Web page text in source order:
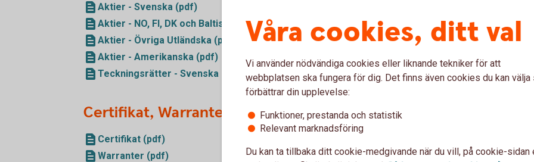
Aktier - Svenska (pdf)
Aktier - NO, FI, DK och Baltiska (pdf)
Aktier - Övriga Utländska (pdf)
Aktier - Amerikanska (pdf)
Teckningsrätter - Svenska (pdf)
Certifikat, Warranter och Räntebevis
Certifikat (pdf)
Warranter (pdf)
Våra cookies, ditt val
Vi använder nödvändiga cookies eller liknande tekniker för att
webbplatsen ska fungera för dig. Det finns även cookies du kan välja
förbättrar din upplevelse:
Funktioner, prestanda och statistik
Relevant marknadsföring
Du kan ta tillbaka ditt cookie-medgivande när du vill, på cookie-sidan